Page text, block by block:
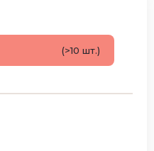
(>10 шт.)